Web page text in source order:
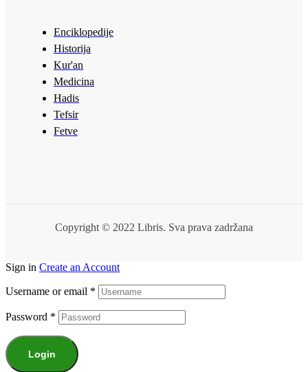
Enciklopedije
Historija
Kur'an
Medicina
Hadis
Tefsir
Fetve
Copyright © 2022 Libris. Sva prava zadržana
Sign in Create an Account
Username or email *
Password *
Login